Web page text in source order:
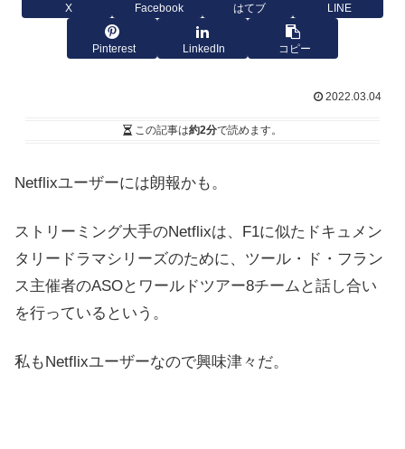
X Facebook はてブ LINE
Pinterest LinkedIn コピー
2022.03.04
この記事は約2分で読めます。
Netflixユーザーには朗報かも。
ストリーミング大手のNetflixは、F1に似たドキュメン
タリードラマシリーズのために、ツール・ド・フラン
ス主催者のASOとワールドツアー8チームと話し合い
を行っているという。
私もNetflixユーザーなので興味津々だ。